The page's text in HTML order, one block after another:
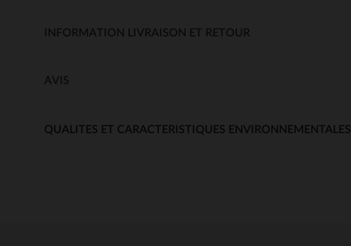
INFORMATION LIVRAISON ET RETOUR
AVIS
QUALITES ET CARACTERISTIQUES ENVIRONNEMENTALES